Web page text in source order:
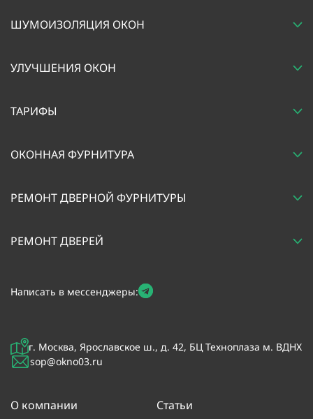
г. Москва, Ярославское ш., д. 42, БЦ Техноплаза м. ВДНХ
sop@okno03.ru
О компании Статьи
Написать в мессенджеры:
ШУМОИЗОЛЯЦИЯ ОКОН
УЛУЧШЕНИЯ ОКОН
ТАРИФЫ
ОКОННАЯ ФУРНИТУРА
РЕМОНТ ДВЕРНОЙ ФУРНИТУРЫ
РЕМОНТ ДВЕРЕЙ